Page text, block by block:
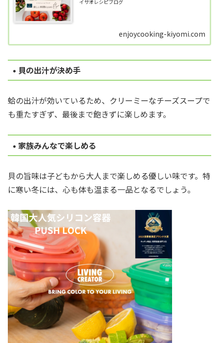
イサオレシピブログ
enjoycooking-kiyomi.com
• 貝の出汁が決め手
蛤の出汁が効いているため、クリーミーなチーズスープで
も重たすぎず、最後まで飽きずに楽しめます。
• 家族みんなで楽しめる
貝の旨味は子どもから大人まで楽しめる優しい味です。特
に寒い冬には、心も体も温まる一品となるでしょう。